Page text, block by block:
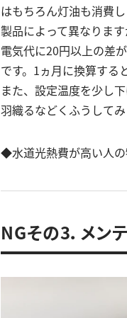
はもちろん灯油も消費し
製品によって異なりま
電気代に20円以上の差
です。1ヵ月に換算する
また、設定温度を少し
羽織るなどくふうしてみ
◆水道光熱費が高い人の
NGその3．メン